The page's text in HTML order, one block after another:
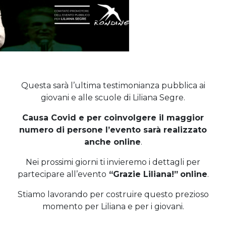
Questa sarà l’ultima testimonianza pubblica ai
giovani e alle scuole di Liliana Segre.
Causa Covid e per coinvolgere il maggior
numero di persone l’evento sarà realizzato
anche online.
Nei prossimi giorni ti invieremo i dettagli per
partecipare all’evento “Grazie Liliana!” online.
Stiamo lavorando per costruire questo prezioso
momento per Liliana e per i giovani.